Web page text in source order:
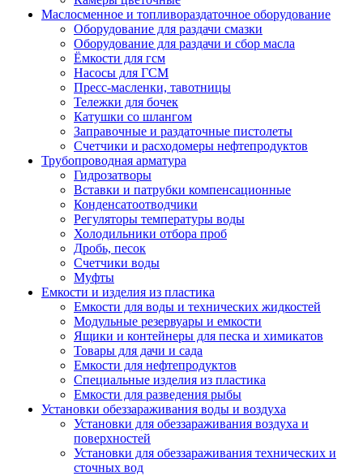
Маслосменное и топливораздаточное оборудование
Оборудование для раздачи смазки
Оборудование для раздачи и сбор масла
Ёмкости для гсм
Насосы для ГСМ
Пресс-масленки, тавотницы
Тележки для бочек
Катушки со шлангом
Заправочные и раздаточные пистолеты
Счетчики и расходомеры нефтепродуктов
Трубопроводная арматура
Гидрозатворы
Вставки и патрубки компенсационные
Конденсатоотводчики
Регуляторы температуры воды
Холодильники отбора проб
Дробь, песок
Счетчики воды
Муфты
Емкости и изделия из пластика
Емкости для воды и технических жидкостей
Модульные резервуары и емкости
Ящики и контейнеры для песка и химикатов
Товары для дачи и сада
Емкости для нефтепродуктов
Специальные изделия из пластика
Емкости для разведения рыбы
Установки обеззараживания воды и воздуха
Установки для обеззараживания воздуха и
поверхностей
Установки для обеззараживания технических и
сточных вод